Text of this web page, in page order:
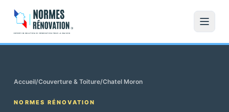
Accueil/Couverture & Toiture/Chatel Moron
NORMES RÉNOVATION